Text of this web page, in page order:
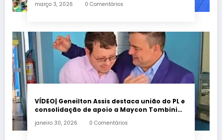
março 3, 2026 0 Comentários
VÍDEO| Geneilton Assis destaca união do PL e
consolidação de apoio a Maycon Tombini
janeiro 30, 2026 0 Comentários